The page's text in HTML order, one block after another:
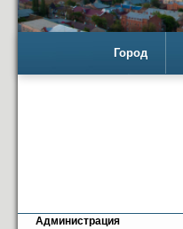
Город
Администрация